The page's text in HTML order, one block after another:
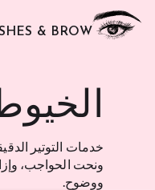
& BROW
خدمات التوتير
ونحت الحواجب،
ووضوح.